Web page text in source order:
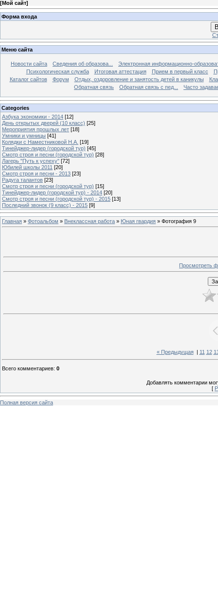
[Мой сайт]
Форма входа
Меню сайта
Новости сайта Сведения об образова...
Электронная информационно-
Психологическая служба
Итоговая аттестация Прием в первый класс
Каталог сайтов
Форум Отдых, оздоровление и занятость детей в каникулы
Обратная связь
Обратная связь с пед... Часто
Categories
Азбука экономики - 2014 [12]
День открытых дверей (10 класс) [25]
Мероприятия прошлых лет [18]
Умники и умницы [41]
Колядки с Наместниковой Н.А. [19]
Тинейджер-лидер (городской тур) [45]
Смотр строя и песни (городской тур) [28]
Лагерь "Путь к успеху" [72]
Юбилей школы 2011 [20]
Смотр строя и песни - 2013 [23]
Радуга талантов [23]
Смотр строя и песни (городской тур) [15]
Тинейджер-лидер (городской тур) - 2014 [20]
Смотр строя и песни (городской тур) - 2015 [13]
Последний звонок (9 класс) - 2015 [9]
Главная » Фотоальбом » Внеклассная работа » Юная гвардия » Фотография 9
Просмотреть
« Предыдущая| 11 12
Всего комментариев: 0
Добавлять комментарии
[
Полная версия сайта